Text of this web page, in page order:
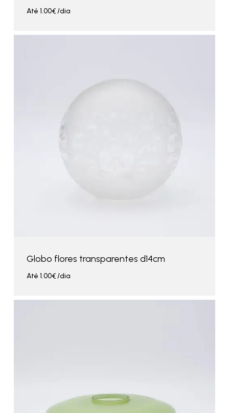
Até 1.00€/dia
Globo flores transparentes d14cm
Até 1.00€/dia